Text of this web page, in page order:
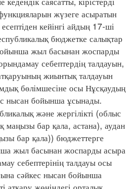
жүзеге асыратын
кейінгі айдың 17-ші
бюджетке салықтар
жыл басынан жоспарды
себептердің талдауын,
жиынтық талдауын
бөлімшесіне осы Нұсқаудың
нысан бойынша ұсынады.
және жергілікті (облыс
маңызы бар қала, астана), аудан
бар қала)) бюджеттерге
жыл басынан жоспарды асыра
себептерінің талдауы осы
сәйкес нысан бойынша